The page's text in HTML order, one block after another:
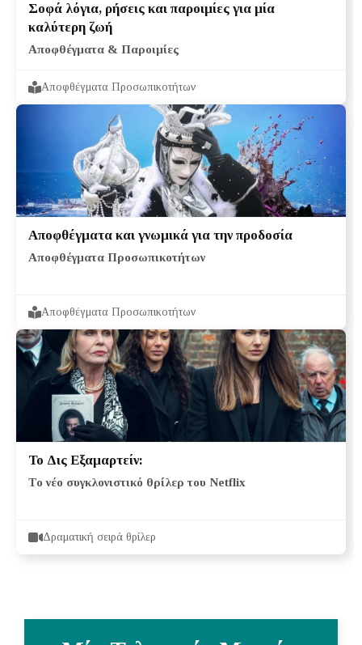
Σοφά λόγια, ρήσεις και παροιμίες για μία
καλύτερη ζωή
Αποφθέγματα & Παροιμίες
Αποφθέγματα Προσωπικοτήτων
Αποφθέγματα και γνωμικά για την προδοσία
Αποφθέγματα Προσωπικοτήτων
Αποφθέγματα Προσωπικοτήτων
Το Δις Εξαμαρτείν:
Το νέο συγκλονιστικό θρίλερ του Netflix
Δραματική σειρά θρίλερ